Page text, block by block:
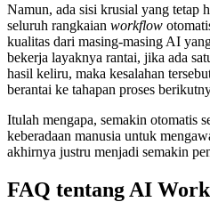
Namun, ada sisi krusial yang tetap
seluruh rangkaian workflow
kualitas dari masing-masing AI
bekerja layaknya rantai, jika ada
hasil keliru, maka kesalahan
berantai ke tahapan proses
Itulah mengapa, semakin otomatis
keberadaan manusia untuk
akhirnya justru menjadi semakin
FAQ tentang AI